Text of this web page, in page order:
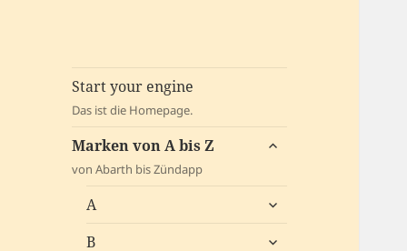
Start your engine
Das ist die Homepage.
Marken von A bis Z
von Abarth bis Zündapp
untermenü
A
untermenü
B
untermenü